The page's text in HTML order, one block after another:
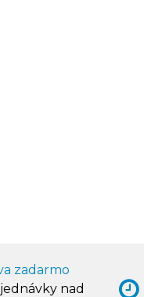
zadarmo
nad